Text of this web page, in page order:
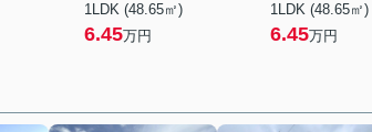
1LDK (48.65㎡)
6.45万円
1LDK (48.65㎡)
6.45万円